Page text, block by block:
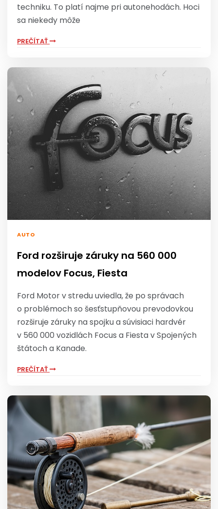
techniku. To platí najme pri autonehodách. Hoci
sa niekedy môže
PREČÍTAŤ
AUTO
Ford rozširuje záruky na 560 000
modelov Focus, Fiesta
Ford Motor v stredu uviedla, že po správach
o problémoch so šesťstupňovou prevodovkou
rozširuje záruky na spojku a súvisiaci hardvér
v 560 000 vozidlách Focus a Fiesta v Spojených
štátoch a Kanade.
PREČÍTAŤ